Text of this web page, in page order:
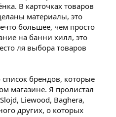
В карточках товаров
материалы, это
большее, чем просто
на банни хилл, это
ля выбора товаров
брендов, которые
магазине. Я пролистал
Liewood, Baghera,
других, о которых